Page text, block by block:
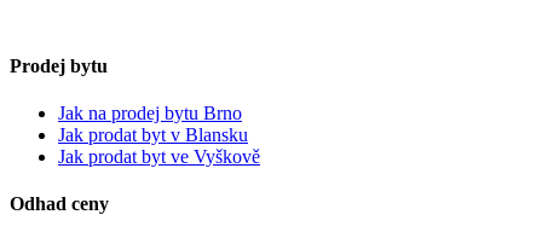
Prodej bytu
Jak na prodej bytu Brno
Jak prodat byt v Blansku
Jak prodat byt ve Vyškově
Odhad ceny